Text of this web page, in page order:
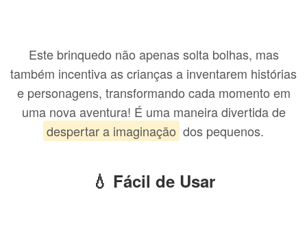
Este brinquedo não apenas solta bolhas, mas
também incentiva as crianças a inventarem histórias
e personagens, transformando cada momento em
uma nova aventura! É uma maneira divertida de
despertar a imaginação dos pequenos.
💧 Fácil de Usar